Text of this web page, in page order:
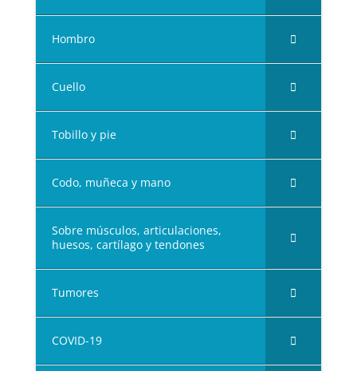
Hombro
Cuello
Tobillo y pie
Codo, muñeca y mano
Sobre músculos, articulaciones,
huesos, cartílago y tendones
Tumores
COVID-19